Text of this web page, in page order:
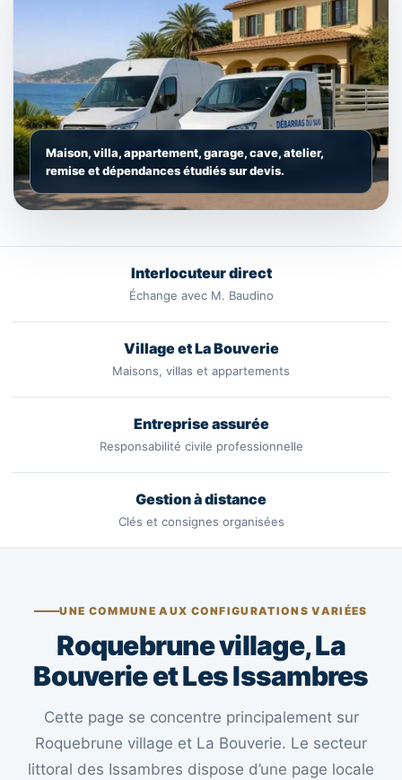
Maison, villa, appartement, garage, cave, atelier,
remise et dépendances étudiés sur devis.
Interlocuteur direct
Échange avec M. Baudino
Village et La Bouverie
Maisons, villas et appartements
Entreprise assurée
Responsabilité civile professionnelle
Gestion à distance
Clés et consignes organisées
UNE COMMUNE AUX CONFIGURATIONS VARIÉES
Roquebrune village, La
Bouverie et Les Issambres
Cette page se concentre principalement sur
Roquebrune village et La Bouverie. Le secteur
littoral des Issambres dispose d’une page locale